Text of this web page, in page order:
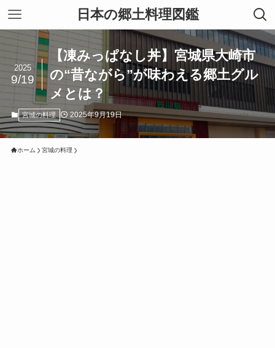
日本の郷土料理図鑑
【凍みっぱなし丼】宮城県大崎市
の“昔ながら”が味わえる郷土グル
メとは？
2025
9/19
宮城の料理 2025年9月19日
ホーム 宮城の料理